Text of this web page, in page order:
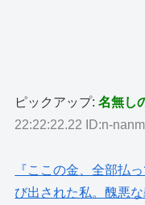
ピックアップ:名無し
22:22:22.22 ID:n-
『ここの金、全部払
び出された私。醜悪